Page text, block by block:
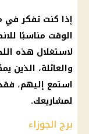
إذا كنت تفكر في
الوقت مناسبًا
لاستغلال هذه
والعائلة، الذين
استمع إليهم،
لمشاريعك.
برج الجوزاء